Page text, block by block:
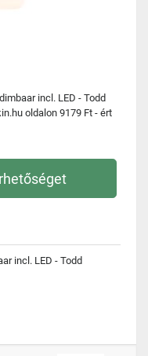
incl. LED - Todd
oldalon 9179 Ft - ért
incl. LED - Todd